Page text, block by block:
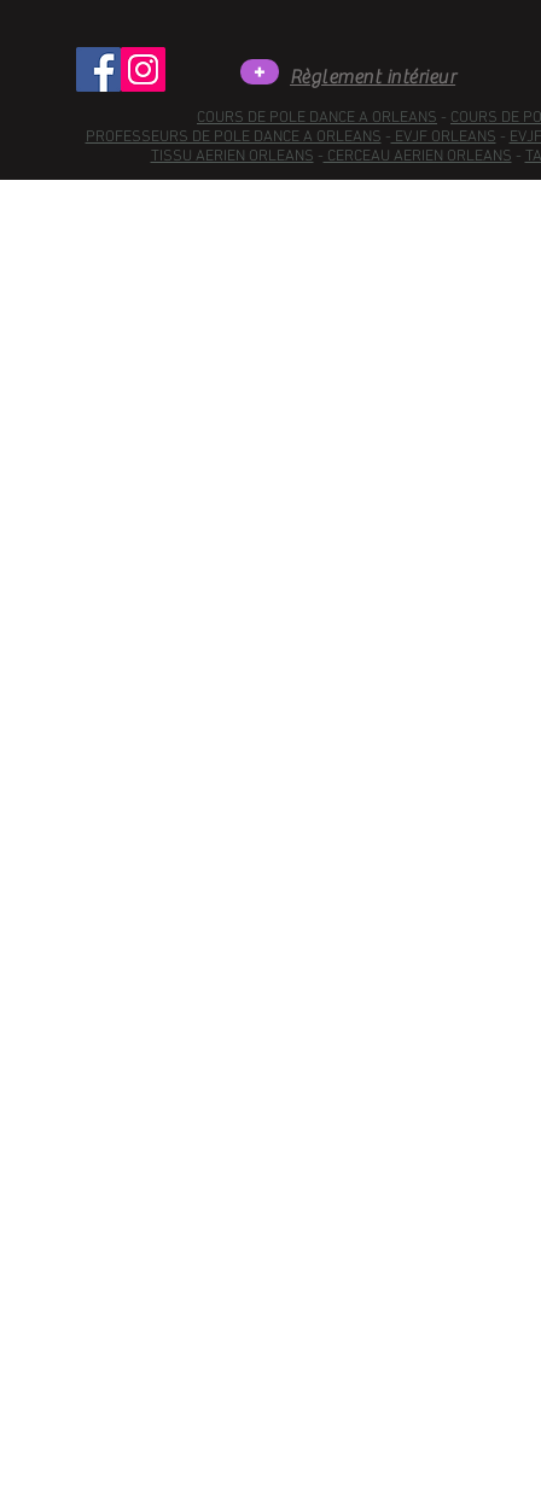
+ Règlement intérieur
COURS DE POLE DANCE A ORLEANS - COURS DE
PROFESSEURS DE POLE DANCE A ORLEANS - EVJF ORLEANS -
TISSU AERIEN ORLEANS - CERCEAU AERIEN ORLEANS -